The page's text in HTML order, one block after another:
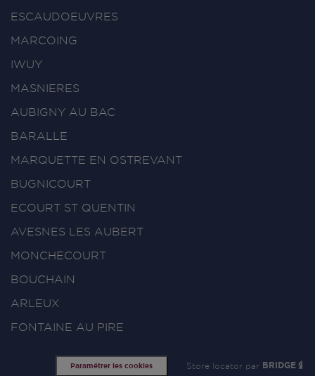
ESCAUDOEUVRES
MARCOING
IWUY
MASNIERES
AUBIGNY AU BAC
BARALLE
MARQUETTE EN OSTREVANT
BUGNICOURT
ECOURT ST QUENTIN
AVESNES LES AUBERT
MONCHECOURT
BOUCHAIN
ARLEUX
FONTAINE AU PIRE
Paramétrer les cookies Store locator par BRIDGE